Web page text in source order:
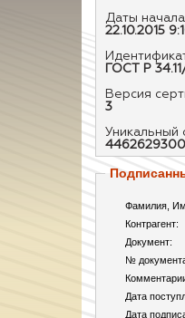
Даты
22.10.2015
ГОСТ Р
Версия
3
Уникальный
Фамилия,
Контрагент:
Документ:
№
Дата
Дата